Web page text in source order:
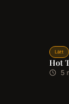
Lätt
Hot
5